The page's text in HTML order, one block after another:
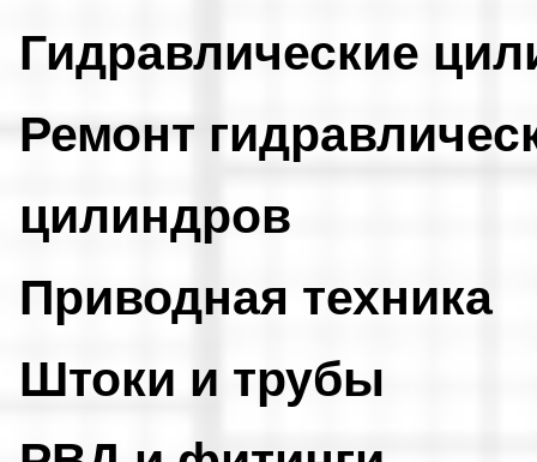
Гидравлические
Ремонт
цилиндров
Приводная техника
Штоки и трубы